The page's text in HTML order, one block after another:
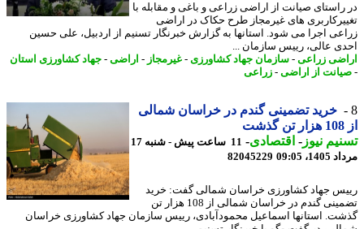
صیانت از اراضی زراعی و باغی و مقابله با
های غیرمجاز طرح حکاک در اراضی
اجرا می شود. استانها به گزارش خبرنگار تسنیم از اردبیل، علی حسین
عالی، رییس سازمان ...
زراعی
-سازمان جهاد کشاورزی- غیرمجاز-اراضی -جهاد کشاورزی استان
از اراضی -زراعی
خرید تضمینی گندم در خراسان شمالی
نیوز-اقتصادی-
11 ساعت پیش - شنبه 17
09:05
82045229
جهاد کشاورزی خراسان شمالی گفت: خرید
تضمینی گندم در خراسان شمالی از 108 هزار تن
استانها اسماعیل محمودآبادی، رییس سازمان جهاد کشاورزی خراسان